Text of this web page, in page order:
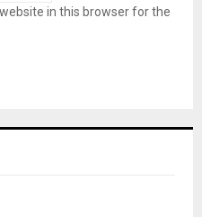
in this browser for the